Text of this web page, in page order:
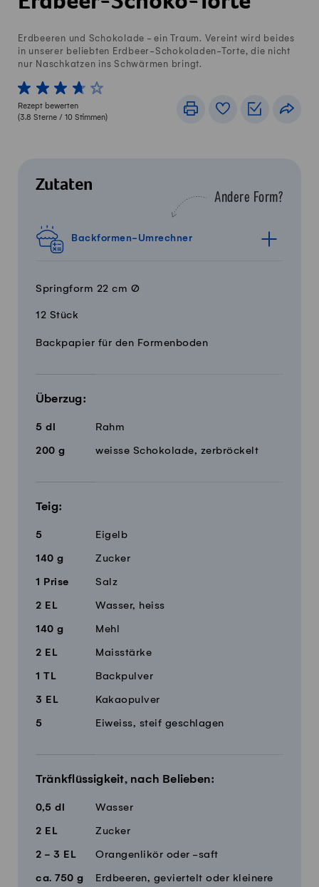
Erdbeeren und Schokolade - ein Traum. Vereint wird beides
in unserer beliebten Erdbeer-Schokoladen-Torte, die nicht
nur Naschkatzen ins Schwärmen bringt.
1 von 5 Sterne
2 von 5 Sterne
3 von 5 Sterne
4 von 5 Sterne
5 von 5 Sterne
Rezept bewerten
(3.8 Sterne / 10 Stimmen)
DruckenRezeptbuch
Zutaten
Andere Form?
Backformen-Umrechner
Springform 22 cm Ø
12 Stück
MengeZutaten
Backpapier für den Formenboden
Überzug:
5 dl Rahm
200 g weisse Schokolade, zerbröckelt
Teig:
5 Eigelb
140 g Zucker
1 Prise Salz
2 EL Wasser, heiss
140 g Mehl
2 EL Maisstärke
1 TL Backpulver
3 EL Kakaopulver
5 Eiweiss, steif geschlagen
Tränkflüssigkeit, nach Belieben:
0,5 dl Wasser
2 EL Zucker
2 - 3 EL Orangenlikör oder -saft
ca. 750 g
Erdbeeren, geviertelt oder kleinere